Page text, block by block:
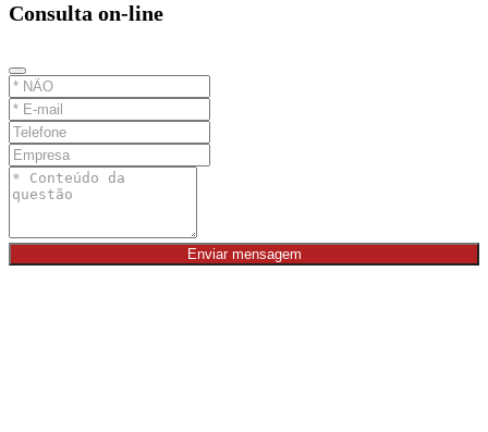
Consulta on-line
Enviar mensagem